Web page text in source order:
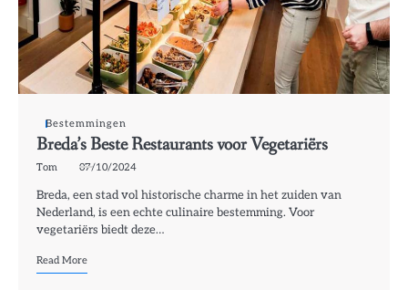
Bestemmingen
Breda’s Beste Restaurants voor Vegetariërs
Tom 07/10/2024
Breda, een stad vol historische charme in het zuiden van
Nederland, is een echte culinaire bestemming. Voor
vegetariërs biedt deze…
Read More